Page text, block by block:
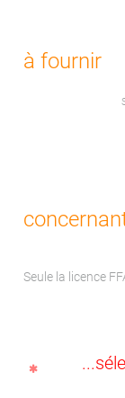
à fournir
Seule la licence